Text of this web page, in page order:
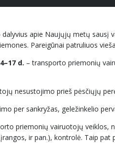
apie Naujųjų metų sausį
Pareigūnai patruliuos
d. – transporto priemonių
nesustojimo prieš pėsčiųjų
per sankryžas, geležinkelio
priemonių vairuotojų veiklos,
ir pan.), kontrolė. Taip